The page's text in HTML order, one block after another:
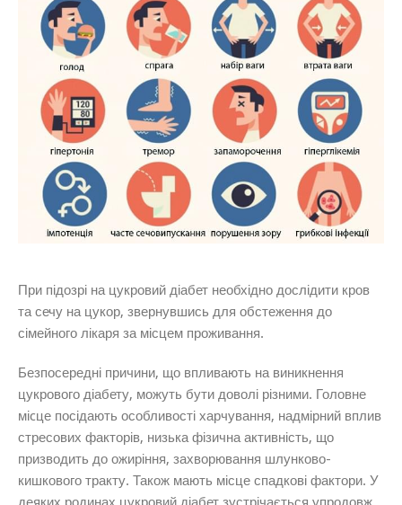
При підозрі на цукровий діабет необхідно дослідити кров
та сечу на цукор, звернувшись для обстеження до
сімейного лікаря за місцем проживання.
Безпосередні причини, що впливають на виникнення
цукрового діабету, можуть бути доволі різними. Головне
міcце посідають особливості харчування, надмірний вплив
стресових факторів, низька фізична активність, що
призводить до ожиріння, захворювання шлунково-
кишкового тракту. Також мають місце спадкові фактори. У